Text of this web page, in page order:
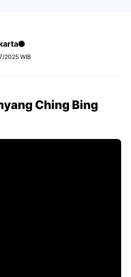
2025 WIB
Ching Bing